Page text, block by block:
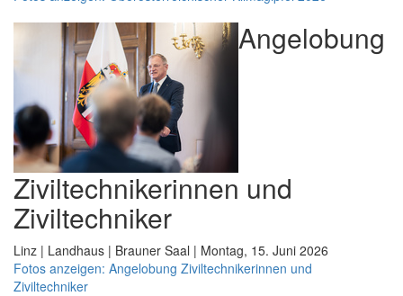
Angelobung
Ziviltechnikerinnen und
Ziviltechniker
Linz | Landhaus | Brauner Saal | Montag, 15. Juni 2026
Fotos anzeigen: Angelobung Ziviltechnikerinnen und
Ziviltechniker